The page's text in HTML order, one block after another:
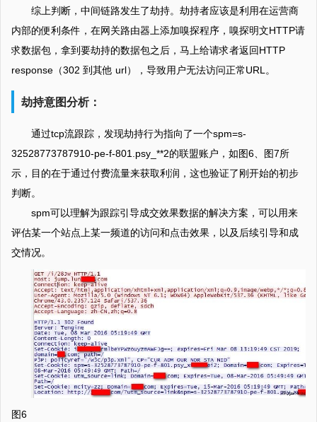
综上判断，中间链路发生了劫持。劫持者应该是利用在运营商
内部的便利条件，在网关路由器上添加嗅探程序，嗅探明文HTTP请
求数据包，拿到要劫持的数据包之后，马上给请求者返回HTTP
response（302 到其他 url），导致用户无法访问正常URL。
劫持意图分析：
通过tcp流跟踪，发现劫持行为指向了一个spm=s-
32528773787910-pe-f-801.psy_**2的联盟账户，如图6、图7所
示，目的在于通过付费流量来获取利润，这也验证了刚开始的初步
判断。
spm可以理解为跟踪引导成交效果数据的解决方案，可以用来
评估某一个站点上某一频道的访问和点击效果，以及后续引导和成
交情况。
图6